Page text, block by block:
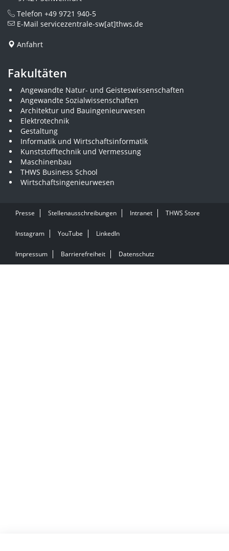
Telefon +49 9721 940-5
E-Mail servicezentrale-sw[at]thws.de
Anfahrt
Fakultäten
Angewandte Natur- und Geisteswissenschaften
Angewandte Sozialwissenschaften
Architektur und Bauingenieurwesen
Elektrotechnik
Gestaltung
Informatik und Wirtschaftsinformatik
Kunststofftechnik und Vermessung
Maschinenbau
THWS Business School
Wirtschaftsingenieurwesen
Presse Stellenausschreibungen Intranet THWS Store
Instagram YouTube LinkedIn
Impressum Barrierefreiheit Datenschutz